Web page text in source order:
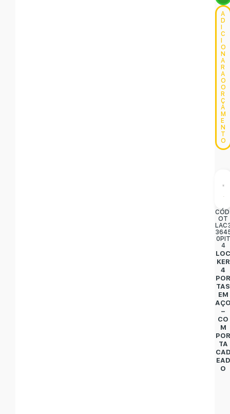
A
D
C
O
N
A
R
A
O
O
R
Ç
A
M
E
N
T
O
OT
0PIT
4
KER
4
TAS
EM
–
CO
M
TA
EAD
O